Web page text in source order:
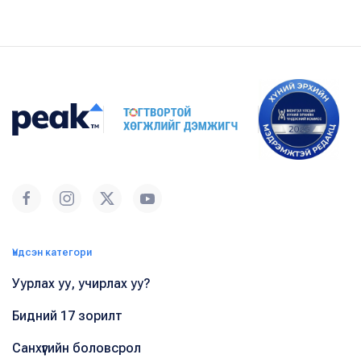
Үндсэн категори
Уурлах уу, учирлах уу?
Бидний 17 зорилт
Санхүүгийн боловсрол